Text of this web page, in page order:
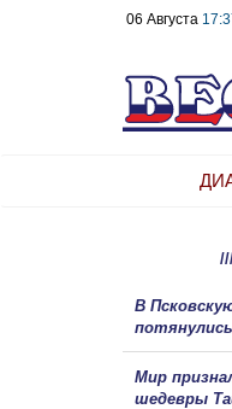
06 Августа
В
Мир
шедевры